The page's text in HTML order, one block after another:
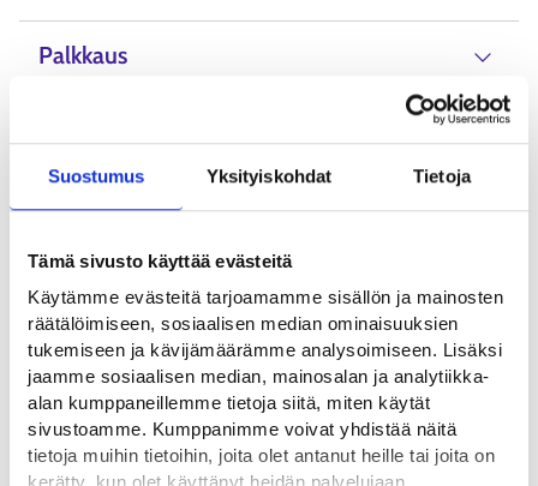
Suostumus Yksityiskohdat Tietoja
Tämä sivusto käyttää evästeitä
Käytämme evästeitä tarjoamamme sisällön ja mainosten
räätälöimiseen, sosiaalisen median ominaisuuksien
tukemiseen ja kävijämäärämme analysoimiseen. Lisäksi
jaamme sosiaalisen median, mainosalan ja analytiikka-
alan kumppaneillemme tietoja siitä, miten käytät
sivustoamme. Kumppanimme voivat yhdistää näitä
tietoja muihin tietoihin, joita olet antanut heille tai joita on
Palkkaus
Poliisiammattikorkeakoulu⁠
Poliisi⁠
Ammattialat